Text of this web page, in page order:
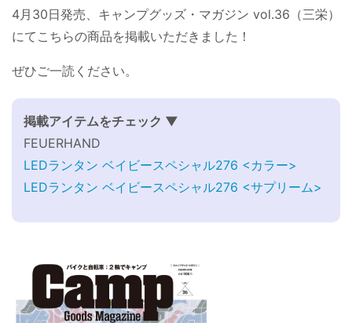
4月30日発売、キャンプグッズ・マガジン vol.36（三栄）
にてこちらの商品を掲載いただきました！
ぜひご一読ください。
掲載アイテムをチェック ▼
FEUERHAND
LEDランタン ベイビースペシャル276 <カラー>
LEDランタン ベイビースペシャル276 <サプリーム>